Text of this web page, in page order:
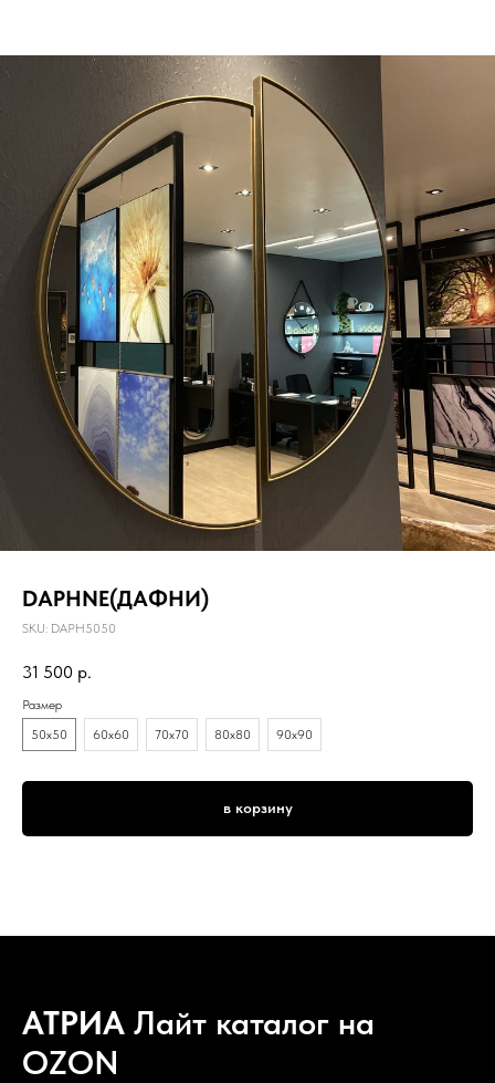
DAPHNE(ДАФНИ)
SKU: DAPH5050
31 500 р.
Размер
50х50
60х60 70х70 80х80 90х90
в корзину
АТРИА Лайт каталог на
OZON